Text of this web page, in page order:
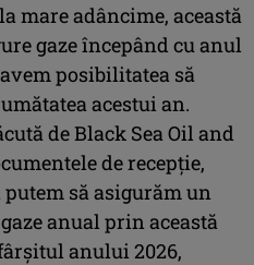
mare adâncime, această
gaze începând cu anul
posibilitatea să
acestui an.
de Black Sea Oil and
de recepţie,
să asigurăm un
anual prin această
anului 2026,